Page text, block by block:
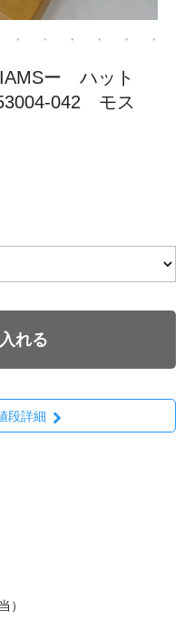
ー ハット
042 モス
れる
段詳細
）